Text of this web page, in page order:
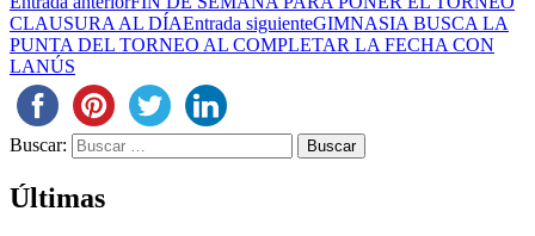
CLAUSURA AL DÍAEntrada siguienteGIMNASIA BUSCA LA
PUNTA DEL TORNEO AL COMPLETAR LA FECHA CON
LANÚS
Buscar:
Últimas